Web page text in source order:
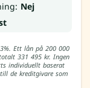
Nej
Ett lån på 200 000
331 495 kr. Ingen
individuellt baserat
de kreditgivare som